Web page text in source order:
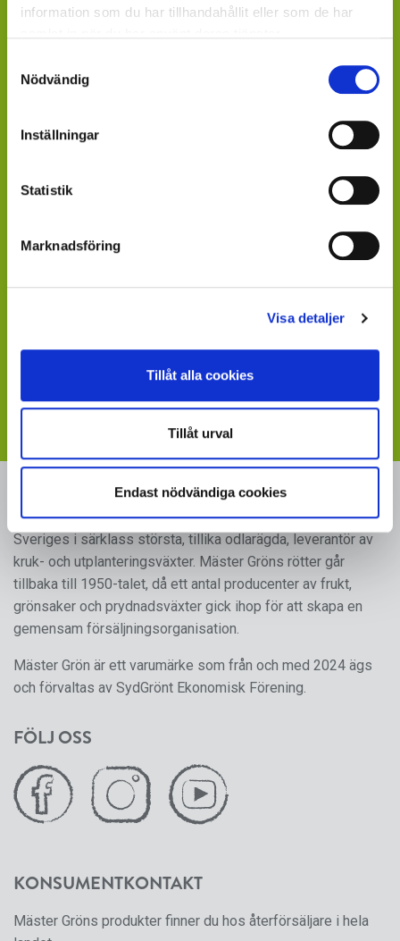
information som du har tillhandahållit eller som de har
Nödvändig
Inställningar
Statistik
Marknadsföring
Visa detaljer
Tillåt alla cookies
Tillåt urval
Endast nödvändiga cookies
BLOMSTERBUTIKER: Blomster- och Livsstilsbutiker
Kontakta din kundansvarige säljare på Mäster Grön.
info@mastergron.se
tillhandahåller våra växter under säsong
maja.holm@sydgront.se
din försäljning av våra produkter
- följ länken till vårwebbplats med skyltmaterial
MÄSTER GRÖN
Sveriges i särklass största, tillika odlarägda, leverantör av
kruk- och utplanteringsväxter. Mäster Gröns rötter går
tillbaka till 1950-talet, då ett antal producenter av frukt,
grönsaker och prydnadsväxter gick ihop för att skapa en
gemensam försäljningsorganisation.
Mäster Grön är ett varumärke som från och med 2024 ägs
och förvaltas av SydGrönt Ekonomisk Förening.
FÖLJ OSS
KONSUMENTKONTAKT
Mäster Gröns produkter finner du hos återförsäljare i hela